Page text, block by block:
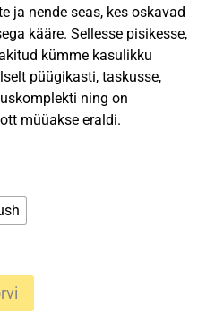
ja nende seas, kes oskavad
kääre. Sellesse pisikesse,
kümme kasulikku
püügikasti, taskusse,
ning on
müüakse eraldi.